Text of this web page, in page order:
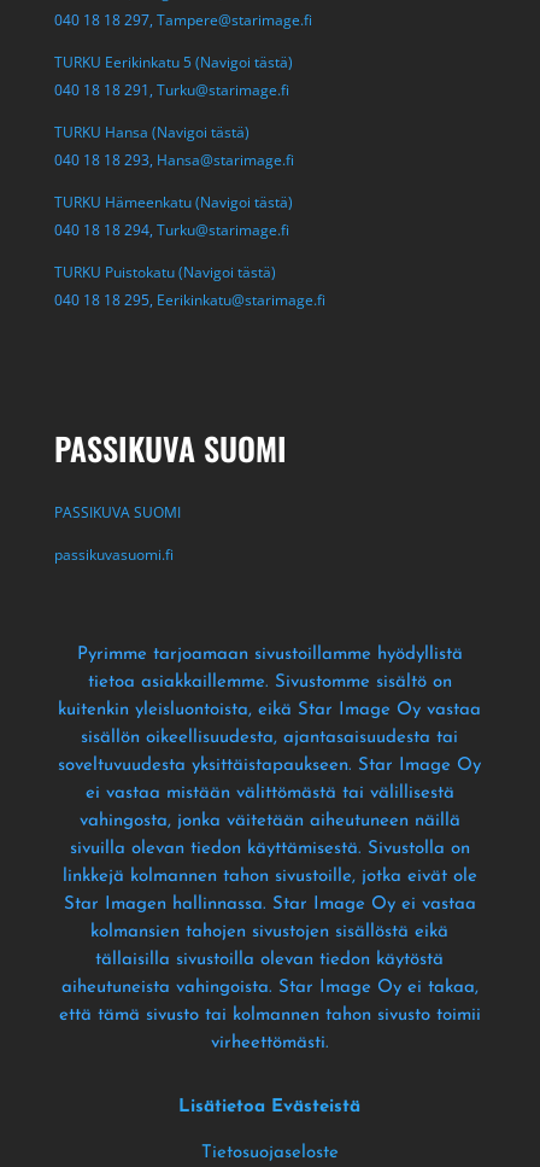
040 18 18 297, Tampere@starimage.fi
TURKU Eerikinkatu 5 (Navigoi tästä)
040 18 18 291, Turku@starimage.fi
TURKU Hansa (Navigoi tästä)
040 18 18 293, Hansa@starimage.fi
TURKU Hämeenkatu (Navigoi tästä)
040 18 18 294, Turku@starimage.fi
TURKU Puistokatu (Navigoi tästä)
040 18 18 295, Eerikinkatu@starimage.fi
PASSIKUVA SUOMI
PASSIKUVA SUOMI
passikuvasuomi.fi
Pyrimme tarjoamaan sivustoillamme hyödyllistä
tietoa asiakkaillemme. Sivustomme sisältö on
kuitenkin yleisluontoista, eikä Star Image Oy vastaa
sisällön oikeellisuudesta, ajantasaisuudesta tai
soveltuvuudesta yksittäistapaukseen. Star Image Oy
ei vastaa mistään välittömästä tai välillisestä
vahingosta, jonka väitetään aiheutuneen näillä
sivuilla olevan tiedon käyttämisestä. Sivustolla on
linkkejä kolmannen tahon sivustoille, jotka eivät ole
Star Imagen hallinnassa. Star Image Oy ei vastaa
kolmansien tahojen sivustojen sisällöstä eikä
tällaisilla sivustoilla olevan tiedon käytöstä
aiheutuneista vahingoista. Star Image Oy ei takaa,
että tämä sivusto tai kolmannen tahon sivusto toimii
virheettömästi.
Lisätietoa Evästeistä
Tietosuojaseloste